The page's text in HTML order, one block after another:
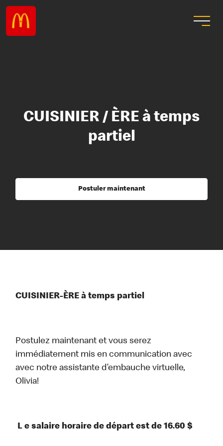
CUISINIER / ÈRE à temps
partiel
Postuler maintenant
CUISINIER-ÈRE à temps partiel
Postulez maintenant et vous serez
immédiatement mis en communication avec
avec notre assistante d’embauche virtuelle,
Olivia!
L e salaire horaire de départ est de 16.60 $